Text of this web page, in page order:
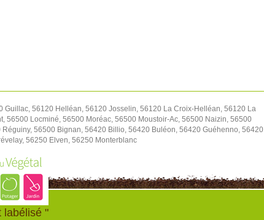
Guillac, 56120 Helléan, 56120 Josselin, 56120 La Croix-Helléan, 56120 La
56500 Locminé, 56500 Moréac, 56500 Moustoir-Ac, 56500 Naizin, 56500
56500 Bignan, 56420 Billio, 56420 Buléon, 56420 Guéhenno, 56420
56250 Elven, 56250 Monterblanc
labélisé "